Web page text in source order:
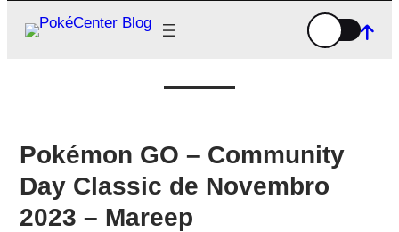
Pokémon GO – Community
Day Classic de Novembro
2023 – Mareep